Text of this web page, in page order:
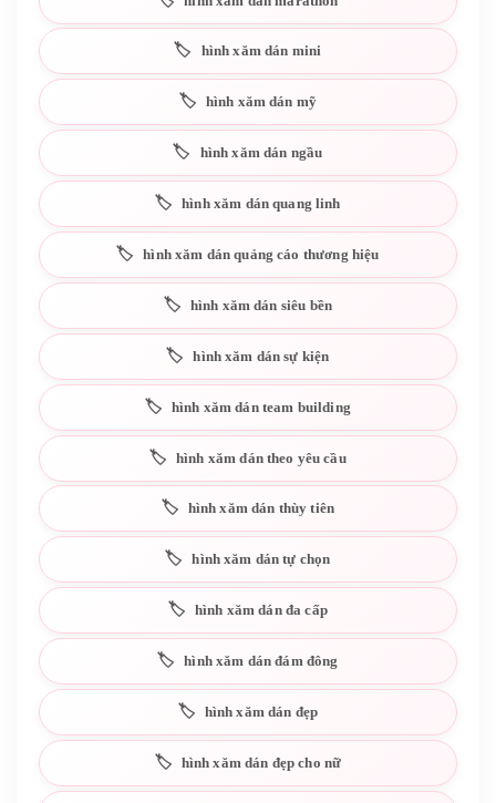
hình xăm dán mini
hình xăm dán mỹ
hình xăm dán ngầu
hình xăm dán quang linh
hình xăm dán quảng cáo thương hiệu
hình xăm dán siêu bền
hình xăm dán sự kiện
hình xăm dán team building
hình xăm dán theo yêu cầu
hình xăm dán thùy tiên
hình xăm dán tự chọn
hình xăm dán đa cấp
hình xăm dán đám đông
hình xăm dán đẹp
hình xăm dán đẹp cho nữ